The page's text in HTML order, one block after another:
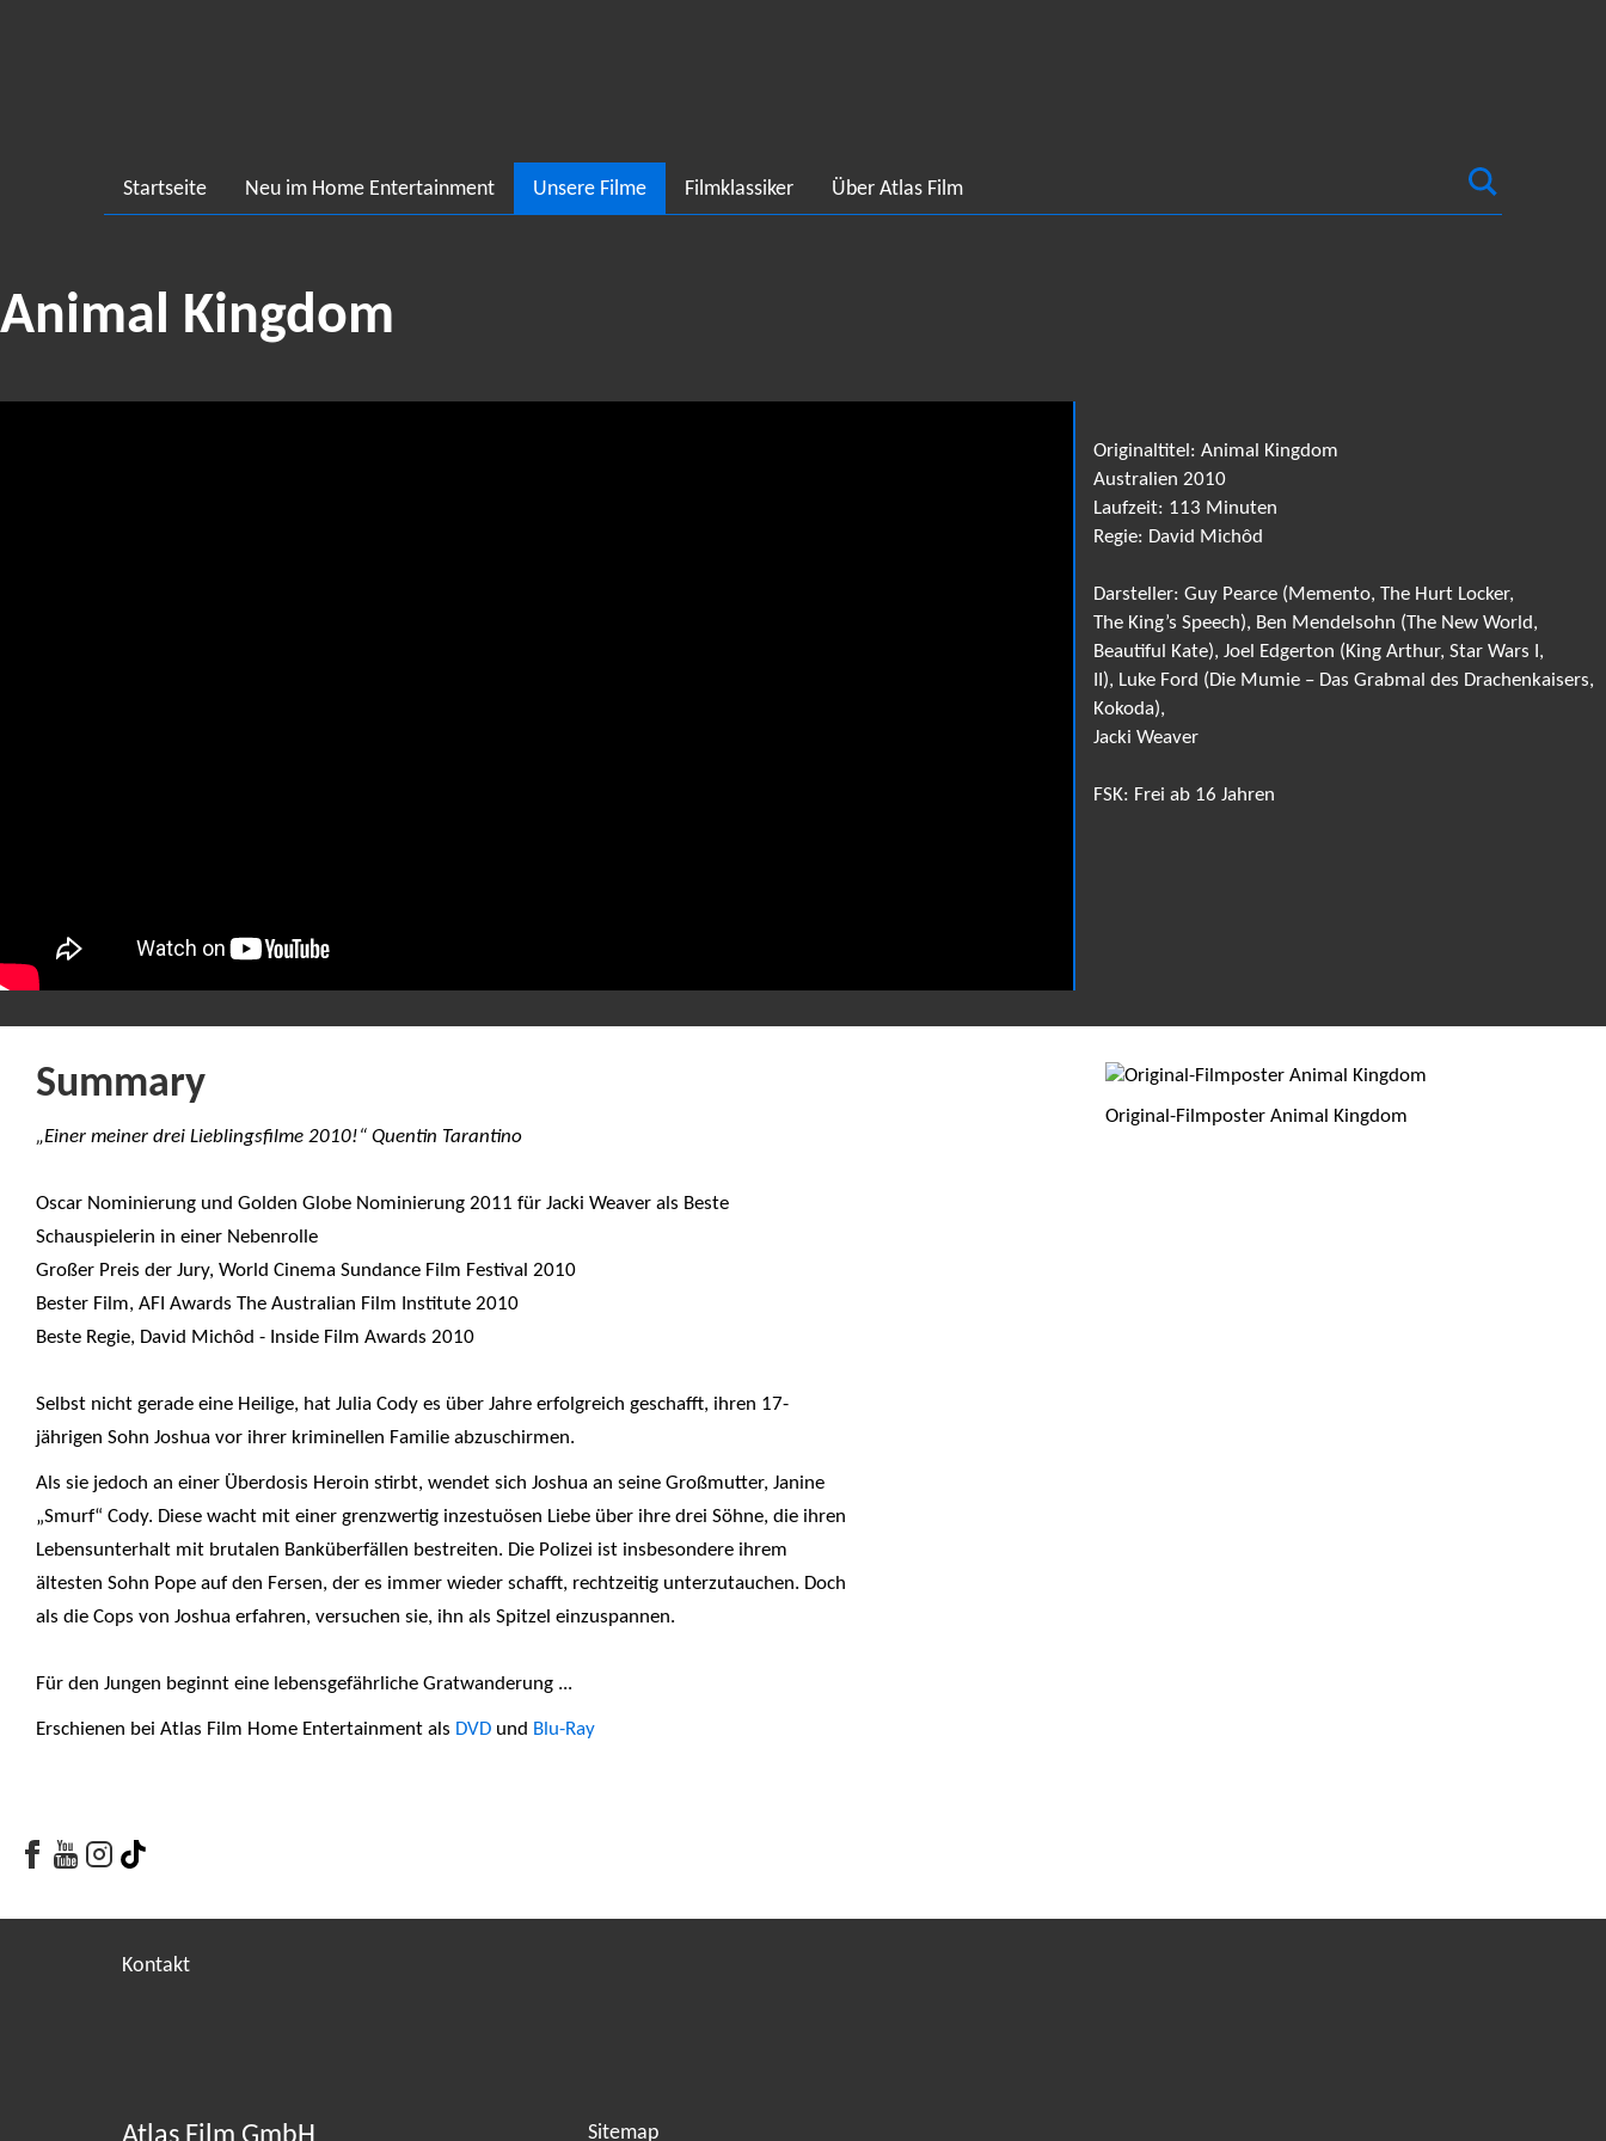
Startseite Neu im Home Entertainment Unsere Filme Filmklassiker Über Atlas Film
Animal Kingdom
Originaltitel: Animal Kingdom
Australien 2010
Laufzeit: 113 Minuten
Regie: David Michôd
Darsteller: Guy Pearce (Memento, The Hurt Locker,
The King’s Speech), Ben Mendelsohn (The New World,
Beautiful Kate), Joel Edgerton (King Arthur, Star Wars I,
II), Luke Ford (Die Mumie – Das Grabmal des Drachenkaisers,
Kokoda),
Jacki Weaver
FSK: Frei ab 16 Jahren
Summary
„Einer meiner drei Lieblingsfilme 2010!“ Quentin Tarantino
Oscar Nominierung und Golden Globe Nominierung 2011 für Jacki Weaver als Beste
Schauspielerin in einer Nebenrolle
Großer Preis der Jury, World Cinema Sundance Film Festival 2010
Bester Film, AFI Awards The Australian Film Institute 2010
Beste Regie, David Michôd - Inside Film Awards 2010
Selbst nicht gerade eine Heilige, hat Julia Cody es über Jahre erfolgreich geschafft, ihren 17-
jährigen Sohn Joshua vor ihrer kriminellen Familie abzuschirmen.
Als sie jedoch an einer Überdosis Heroin stirbt, wendet sich Joshua an seine Großmutter, Janine
„Smurf“ Cody. Diese wacht mit einer grenzwertig inzestuösen Liebe über ihre drei Söhne, die ihren
Lebensunterhalt mit brutalen Banküberfällen bestreiten. Die Polizei ist insbesondere ihrem
ältesten Sohn Pope auf den Fersen, der es immer wieder schafft, rechtzeitig unterzutauchen. Doch
als die Cops von Joshua erfahren, versuchen sie, ihn als Spitzel einzuspannen.
Für den Jungen beginnt eine lebensgefährliche Gratwanderung ...
Erschienen bei Atlas Film Home Entertainment als DVD und Blu-Ray
Original-Filmposter Animal Kingdom
Facebook
Youtube
Youtube
Kontakt
Sitemap